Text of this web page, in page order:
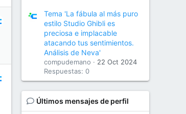
Tema 'La fábula al más puro
estilo Studio Ghibli es
preciosa e implacable
atacando tus sentimientos.
Análisis de Neva'
compudemano
22 Oct 2024
Respuestas: 0
Últimos mensajes de perfil